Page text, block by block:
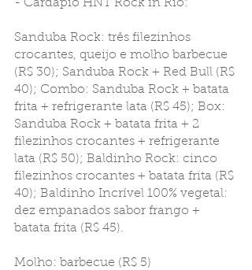
- Cardápio HNT Rock in Rio:
Sanduba Rock: três filezinhos
crocantes, queijo e molho barbecue
(R$ 30); Sanduba Rock + Red Bull (R$
40); Combo: Sanduba Rock + batata
frita + refrigerante lata (R$ 45); Box:
Sanduba Rock + batata frita + 2
filezinhos crocantes + refrigerante
lata (R$ 50); Baldinho Rock: cinco
filezinhos crocantes + batata frita (R$
40); Baldinho Incrível 100% vegetal:
dez empanados sabor frango +
batata frita (R$ 45).
Molho: barbecue (R$ 5)